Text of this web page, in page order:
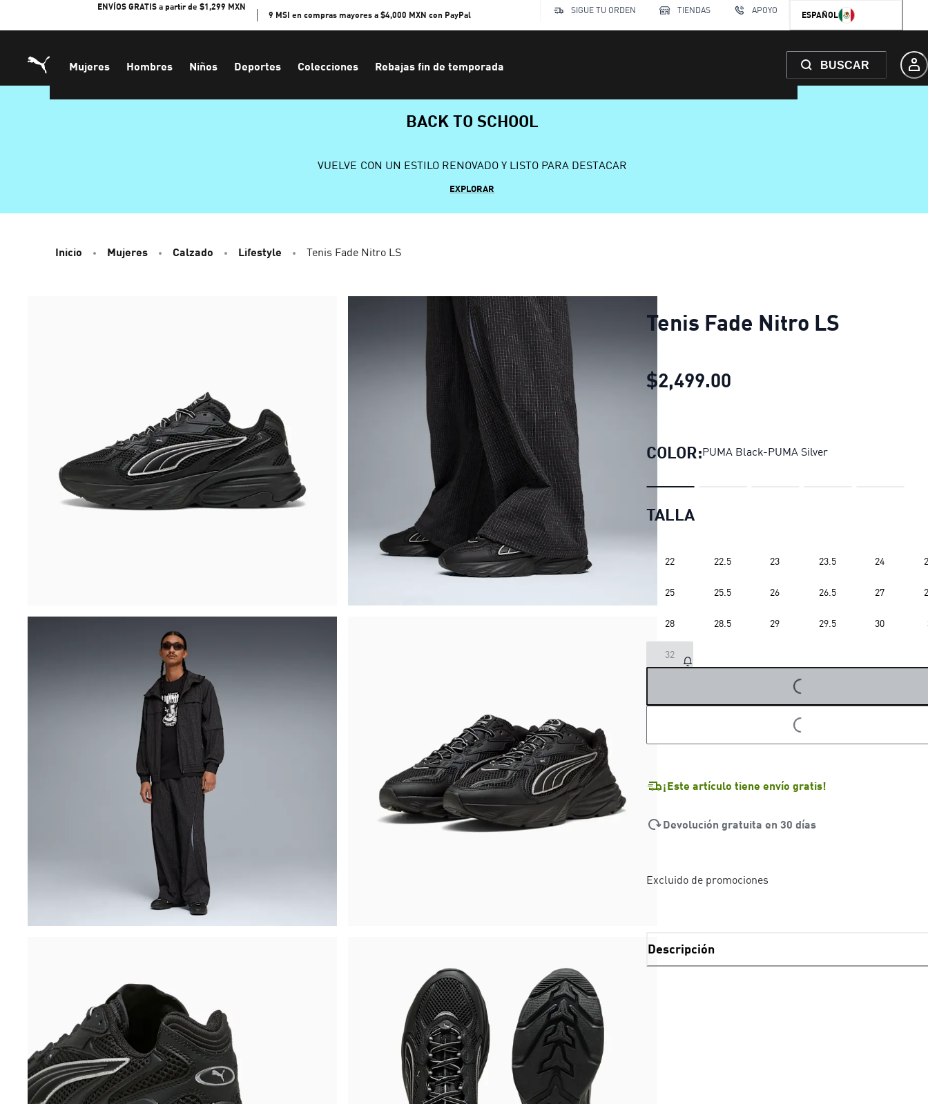
ENVÍOS GRATIS a partir de $1,299 MXN
9 MSI en compras mayores a $4,000 MXN con PayPal
SIGUE TU ORDEN TIENDAS APOYO ESPAÑOL
Mujeres Hombres Niños Deportes Colecciones Rebajas fin de temporada BUSCAR
BACK TO SCHOOL
VUELVE CON UN ESTILO RENOVADO Y LISTO PARA DESTACAR
EXPLORAR
Inicio Mujeres Calzado Lifestyle Tenis Fade Nitro LS
Tenis Fade Nitro LS
$2,499.00
COLOR:PUMA Black-PUMA Silver
TALLA
22 22.5 23 23.5 24
25 25.5 26 26.5 27
28 28.5 29 29.5 30
32 LOADING...
LOADING...
¡Este artículo tiene envío gratis!
Devolución gratuita en 30 días
Excluido de promociones
Descripción